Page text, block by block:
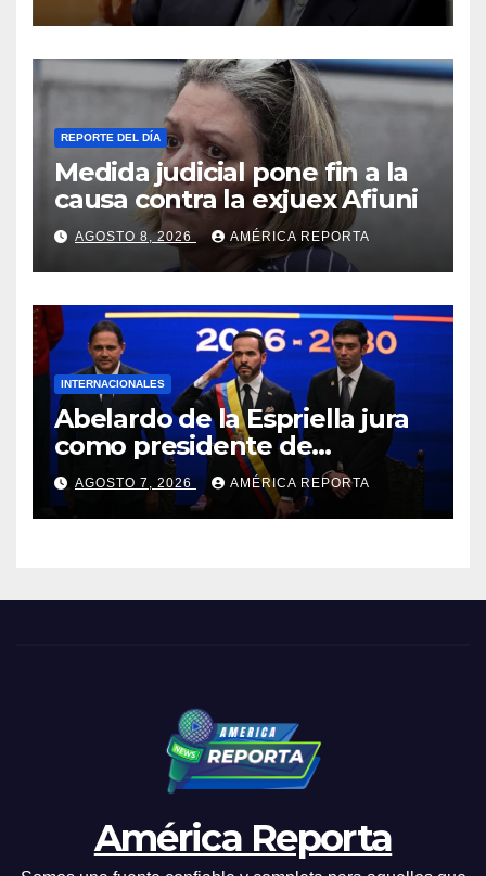
REPORTE DEL DÍA
Medida judicial pone fin a la
causa contra la exjuex Afiuni
AGOSTO 8, 2026 AMÉRICA REPORTA
INTERNACIONALES
Abelardo de la Espriella jura
como presidente de
Colombia para el periodo
2026-2030
AGOSTO 7, 2026 AMÉRICA REPORTA
América Reporta